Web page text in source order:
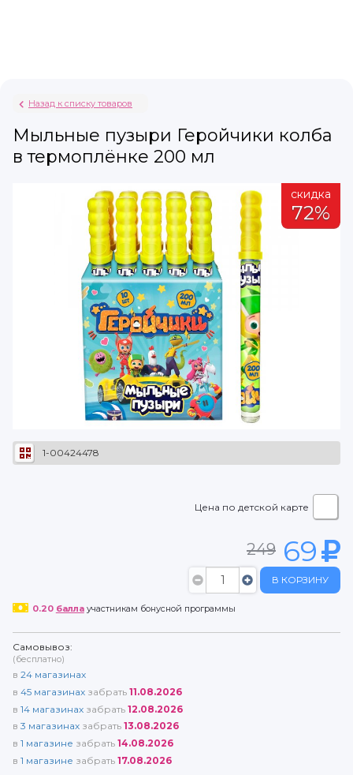
Назад к списку товаров
Мыльные пузыри Геройчики колба
в термоплёнке 200 мл
скидка
72%
1-00424478
Цена по детской карте
249 69
В КОРЗИНУ
0.20 баллаучастникам бонусной программы
Самовывоз:
(бесплатно)
в 24 магазинах
в 45 магазинах забрать 11.08.2026
в 14 магазинах забрать 12.08.2026
в 3 магазинах забрать 13.08.2026
в 1 магазине забрать 14.08.2026
в 1 магазине забрать 17.08.2026